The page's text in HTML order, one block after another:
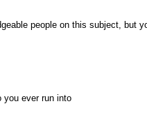
people on this subject, but
you ever run into